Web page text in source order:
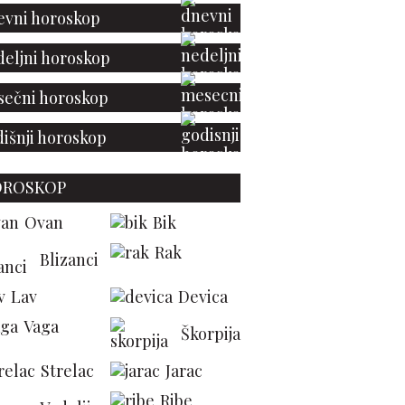
Eksterijer u fokusu:
dekorativne
koji će obeležiti
ovo leto
horoskop
horoskop
horoskop
horoskop
Ovan
Bik
Blizanci
Rak
Lav
Devica
Vaga
Škorpija
Strelac
Jarac
Ribe